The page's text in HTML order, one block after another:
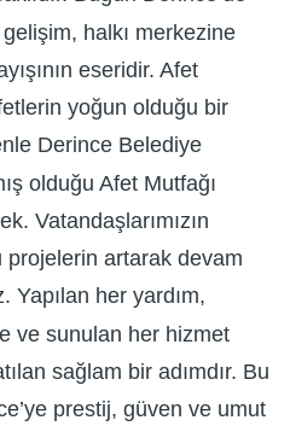
halkı merkezine
eseridir. Afet
yoğun olduğu bir
Derince Belediye
olduğu Afet Mutfağı
Vatandaşlarımızın
projelerin artarak devam
Yapılan her yardım,
ve sunulan her hizmet
sağlam bir adımdır. Bu
prestij, güven ve umut